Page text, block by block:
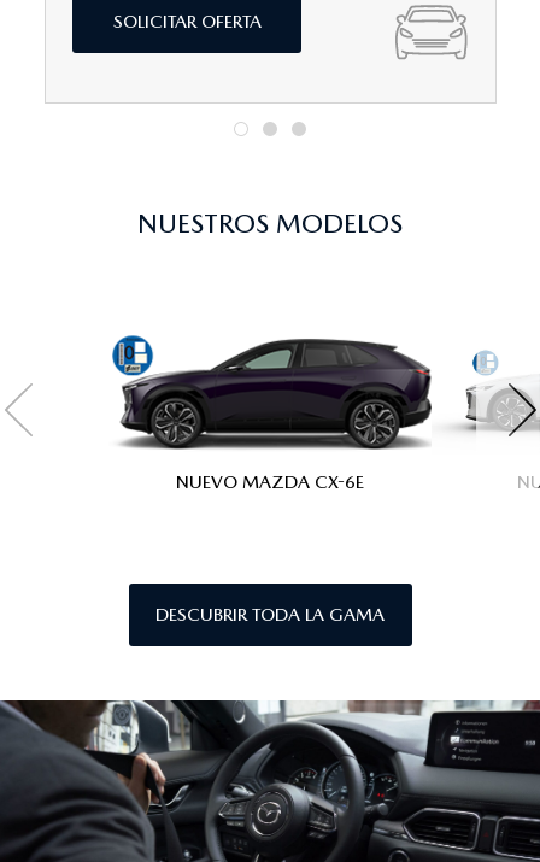
SOLICITAR OFERTA
NUESTROS MODELOS
NUEVO MAZDA CX-6E
DESCUBRIR TODA LA GAMA